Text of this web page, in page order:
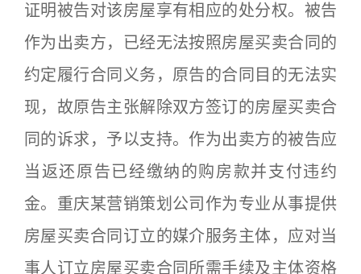
证明被告对该房屋享有相应的处分权。被告
作为出卖方，已经无法按照房屋买卖合同的
约定履行合同义务，原告的合同目的无法实
现，故原告主张解除双方签订的房屋买卖合
同的诉求，予以支持。作为出卖方的被告应
当返还原告已经缴纳的购房款并支付违约
金。重庆某营销策划公司作为专业从事提供
房屋买卖合同订立的媒介服务主体，应对当
事人订立房屋买卖合同所需手续及主体资格